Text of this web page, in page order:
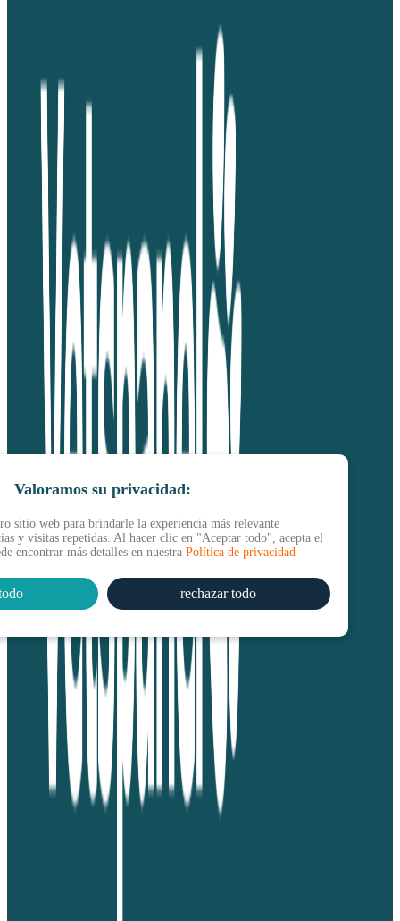
Valoramos su privacidad:
sitio web para brindarle la experiencia más relevante
y visitas repetidas. Al hacer clic en "Aceptar todo", acepta el
encontrar más detalles en nuestra Política de privacidad
rechazar todo